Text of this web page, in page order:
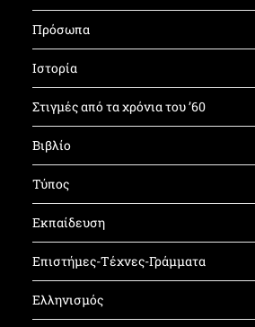
Πρόσωπα
Ιστορία
Στιγμές από τα χρόνια του ’60
Βιβλίο
Τύπος
Εκπαίδευση
Επιστήμες-Τέχνες-Γράμματα
Ελληνισμός